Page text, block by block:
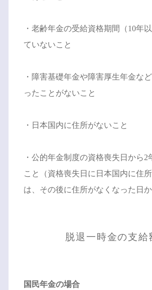
・老齢年金の受給資格期間（10年
ていないこと
・障害基礎年金や障害厚生年金な
ったことがないこと
・日本国内に住所がないこと
・公的年金制度の資格喪失日から2
こと（資格喪失日に日本国内に住
は、その後に住所がなくなった日か
脱退一時金の支給
国民年金の場合